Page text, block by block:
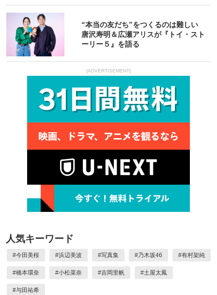
“本当の友だち”をつくるのは難しい
唐沢寿明＆広瀬アリスが『トイ・スト
ーリー５』を語る
[ADVERTISEMENT]
人気キーワード
#今田美桜 #浜辺美波 #写真集 #乃木坂46 #有村架純
#橋本環奈 #小松菜奈 #吉岡里帆 #土屋太鳳
#与田祐希